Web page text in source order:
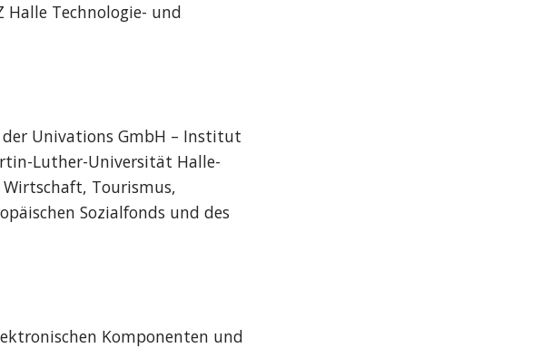
Halle Technologie- und
Univations GmbH – Institut
Luther-Universität Halle-
Tourismus,
Sozialfonds und des
Komponenten und